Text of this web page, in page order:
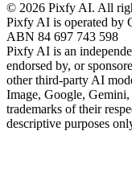
© 2026 Pixfy AI. All
Pixfy AI is operated by
ABN 84 697 743 598
Pixfy AI is an
endorsed by, or
other third-party AI
Image, Google,
trademarks of their
descriptive purposes